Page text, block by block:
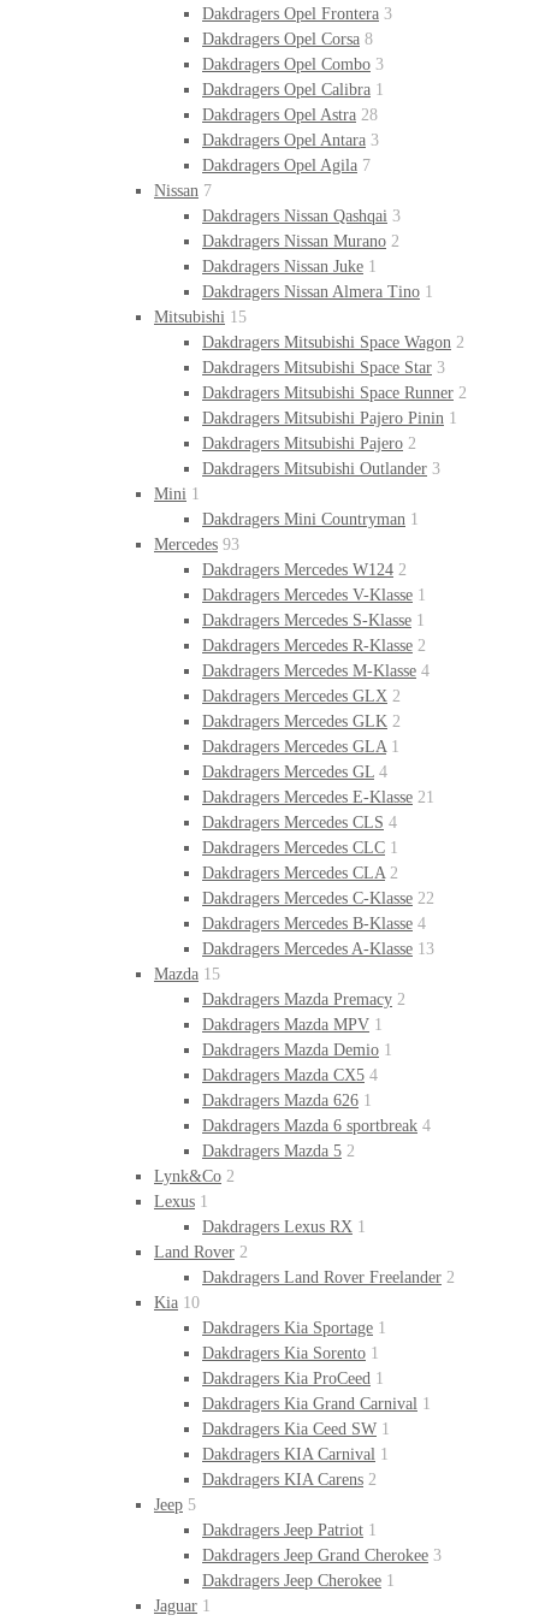
Dakdragers Opel Frontera 3
Dakdragers Opel Corsa 8
Dakdragers Opel Combo 3
Dakdragers Opel Calibra 1
Dakdragers Opel Astra 28
Dakdragers Opel Antara 3
Dakdragers Opel Agila 7
Nissan 7
Dakdragers Nissan Qashqai 3
Dakdragers Nissan Murano 2
Dakdragers Nissan Juke 1
Dakdragers Nissan Almera Tino 1
Mitsubishi 15
Dakdragers Mitsubishi Space Wagon 2
Dakdragers Mitsubishi Space Star 3
Dakdragers Mitsubishi Space Runner 2
Dakdragers Mitsubishi Pajero Pinin 1
Dakdragers Mitsubishi Pajero 2
Dakdragers Mitsubishi Outlander 3
Mini 1
Dakdragers Mini Countryman 1
Mercedes 93
Dakdragers Mercedes W124 2
Dakdragers Mercedes V-Klasse 1
Dakdragers Mercedes S-Klasse 1
Dakdragers Mercedes R-Klasse 2
Dakdragers Mercedes M-Klasse 4
Dakdragers Mercedes GLX 2
Dakdragers Mercedes GLK 2
Dakdragers Mercedes GLA 1
Dakdragers Mercedes GL 4
Dakdragers Mercedes E-Klasse 21
Dakdragers Mercedes CLS 4
Dakdragers Mercedes CLC 1
Dakdragers Mercedes CLA 2
Dakdragers Mercedes C-Klasse 22
Dakdragers Mercedes B-Klasse 4
Dakdragers Mercedes A-Klasse 13
Mazda 15
Dakdragers Mazda Premacy 2
Dakdragers Mazda MPV 1
Dakdragers Mazda Demio 1
Dakdragers Mazda CX5 4
Dakdragers Mazda 626 1
Dakdragers Mazda 6 sportbreak 4
Dakdragers Mazda 5 2
Lynk&Co 2
Lexus 1
Dakdragers Lexus RX 1
Land Rover 2
Dakdragers Land Rover Freelander 2
Kia 10
Dakdragers Kia Sportage 1
Dakdragers Kia Sorento 1
Dakdragers Kia ProCeed 1
Dakdragers Kia Grand Carnival 1
Dakdragers Kia Ceed SW 1
Dakdragers KIA Carnival 1
Dakdragers KIA Carens 2
Jeep 5
Dakdragers Jeep Patriot 1
Dakdragers Jeep Grand Cherokee 3
Dakdragers Jeep Cherokee 1
Jaguar 1